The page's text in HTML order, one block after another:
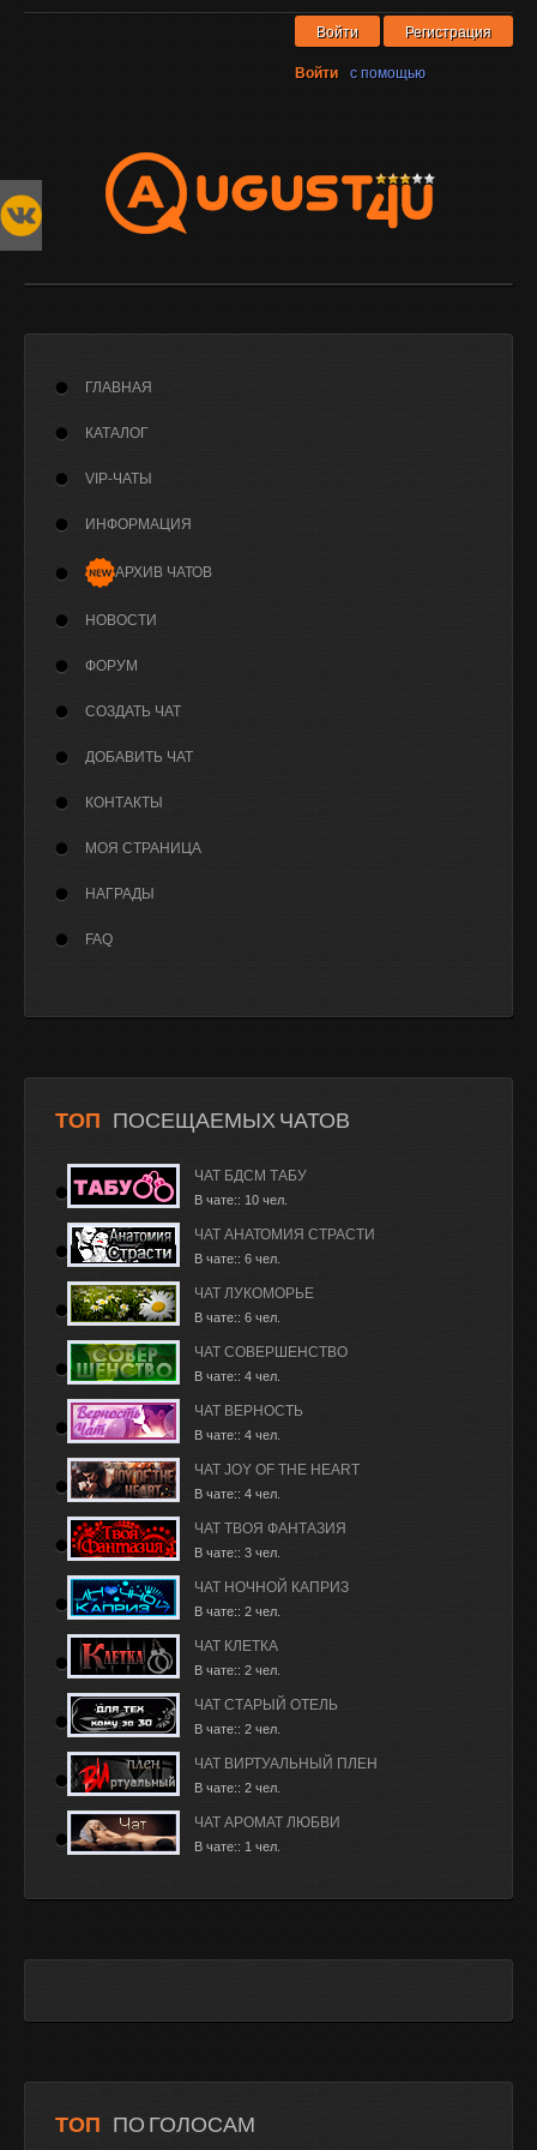
Войти Регистрация
Войти с помощью
ГЛАВНАЯ
КАТАЛОГ
VIP-ЧАТЫ
ИНФОРМАЦИЯ
АРХИВ ЧАТОВ
НОВОСТИ
ФОРУМ
СОЗДАТЬ ЧАТ
ДОБАВИТЬ ЧАТ
КОНТАКТЫ
МОЯ СТРАНИЦА
НАГРАДЫ
FAQ
ТОП ПОСЕЩАЕМЫХ ЧАТОВ
ЧАТ БДСМ ТАБУ
В чате:: 10 чел.
ЧАТ АНАТОМИЯ СТРАСТИ
В чате:: 6 чел.
ЧАТ ЛУКОМОРЬЕ
В чате:: 6 чел.
ЧАТ СОВЕРШЕНСТВО
В чате:: 4 чел.
ЧАТ ВЕРНОСТЬ
В чате:: 4 чел.
ЧАТ JOY OF THE HEART
В чате:: 4 чел.
ЧАТ ТВОЯ ФАНТАЗИЯ
В чате:: 3 чел.
ЧАТ НОЧНОЙ КАПРИЗ
В чате:: 2 чел.
ЧАТ КЛЕТКА
В чате:: 2 чел.
ЧАТ СТАРЫЙ ОТЕЛЬ
В чате:: 2 чел.
ЧАТ ВИРТУАЛЬНЫЙ ПЛЕН
В чате:: 2 чел.
ЧАТ АРОМАТ ЛЮБВИ
В чате:: 1 чел.
ТОП ПО ГОЛОСАМ